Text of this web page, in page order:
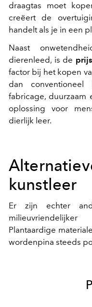
draagtas moet
creëert de
handelt als je in een
Naast
dierenleed, is de prijs
factor bij het kopen
dan
fabricage, duurzaam
oplossing voor
dierlijk leer.
kunstleer
Er zijn echter
Plantaardige
wordenpina steeds